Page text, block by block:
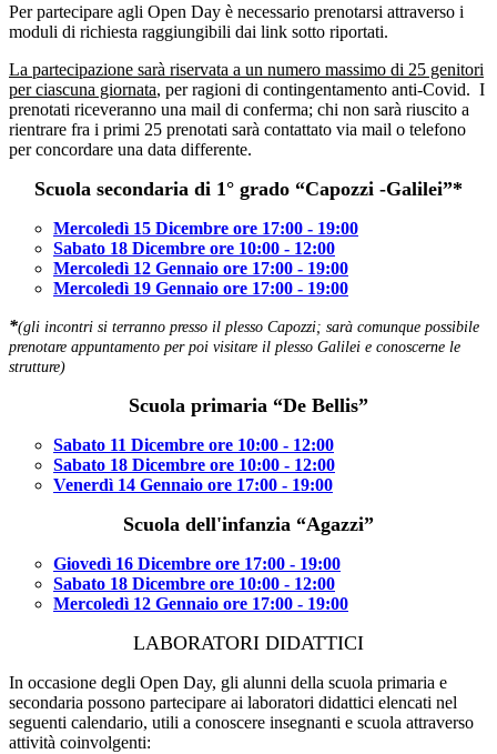
Per partecipare agli Open Day è necessario prenotarsi attraverso i
moduli di richiesta raggiungibili dai link sotto riportati.
La partecipazione sarà riservata a un numero massimo di 25 genitori
per ciascuna giornata, per ragioni di contingentamento anti-Covid. I
prenotati riceveranno una mail di conferma; chi non sarà riuscito a
rientrare fra i primi 25 prenotati sarà contattato via mail o telefono
per concordare una data differente.
Scuola secondaria di 1° grado “Capozzi -Galilei”*
Mercoledì 15 Dicembre ore 17:00 - 19:00
Sabato 18 Dicembre ore 10:00 - 12:00
Mercoledì 12 Gennaio ore 17:00 - 19:00
Mercoledì 19 Gennaio ore 17:00 - 19:00
*(gli incontri si terranno presso il plesso Capozzi; sarà comunque possibile
prenotare appuntamento per poi visitare il plesso Galilei e conoscerne le
strutture)
Scuola primaria “De Bellis”
Sabato 11 Dicembre ore 10:00 - 12:00
Sabato 18 Dicembre ore 10:00 - 12:00
Venerdì 14 Gennaio ore 17:00 - 19:00
Scuola dell'infanzia “Agazzi”
Giovedì 16 Dicembre ore 17:00 - 19:00
Sabato 18 Dicembre ore 10:00 - 12:00
Mercoledì 12 Gennaio ore 17:00 - 19:00
LABORATORI DIDATTICI
In occasione degli Open Day, gli alunni della scuola primaria e
secondaria possono partecipare ai laboratori didattici elencati nel
seguenti calendario, utili a conoscere insegnanti e scuola attraverso
attività coinvolgenti: